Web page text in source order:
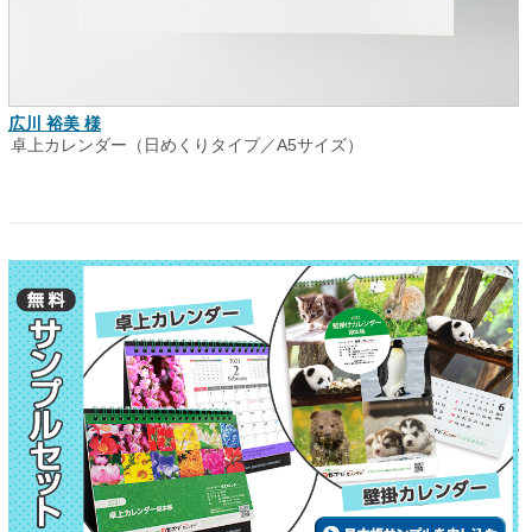
広川 裕美 様
卓上カレンダー（日めくりタイプ／A5サイズ）